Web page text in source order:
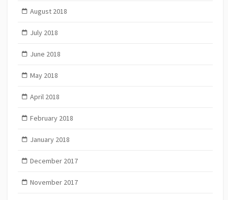
August 2018
July 2018
June 2018
May 2018
April 2018
February 2018
January 2018
December 2017
November 2017